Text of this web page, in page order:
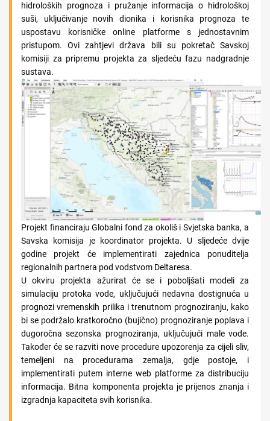
hidroloških prognoza i pružanje informacija o hidrološkoj
suši, uključivanje novih dionika i korisnika prognoza te
uspostavu korisničke online platforme s jednostavnim
pristupom. Ovi zahtjevi država bili su pokretač Savskoj
komisiji za pripremu projekta za sljedeću fazu nadgradnje
sustava.
Projekt financiraju Globalni fond za okoliš i Svjetska banka, a
Savska komisija je koordinator projekta. U sljedeće dvije
godine projekt će implementirati zajednica ponuditelja
regionalnih partnera pod vodstvom Deltaresa.
U okviru projekta ažurirat će se i poboljšati modeli za
simulaciju protoka vode, uključujući nedavna dostignuća u
prognozi vremenskih prilika i trenutnom prognoziranju, kako
bi se podržalo kratkoročno (bujično) prognoziranje poplava i
dugoročna sezonska prognoziranja, uključujući male vode.
Također će se razviti nove procedure upozorenja za cijeli sliv,
temeljeni na procedurama zemalja, gdje postoje, i
implementirati putem interne web platforme za distribuciju
informacija. Bitna komponenta projekta je prijenos znanja i
izgradnja kapaciteta svih korisnika.